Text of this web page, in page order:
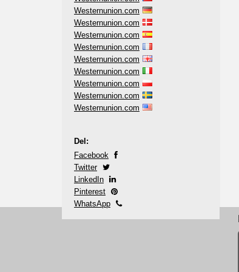
Westernunion.com
Westernunion.com
Westernunion.com
Westernunion.com
Westernunion.com
Westernunion.com
Westernunion.com
Westernunion.com
Westernunion.com
Del:
Facebook
Twitter
LinkedIn
Pinterest
WhatsApp